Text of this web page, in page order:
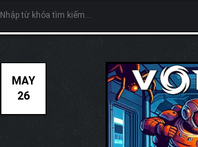
MAY
26